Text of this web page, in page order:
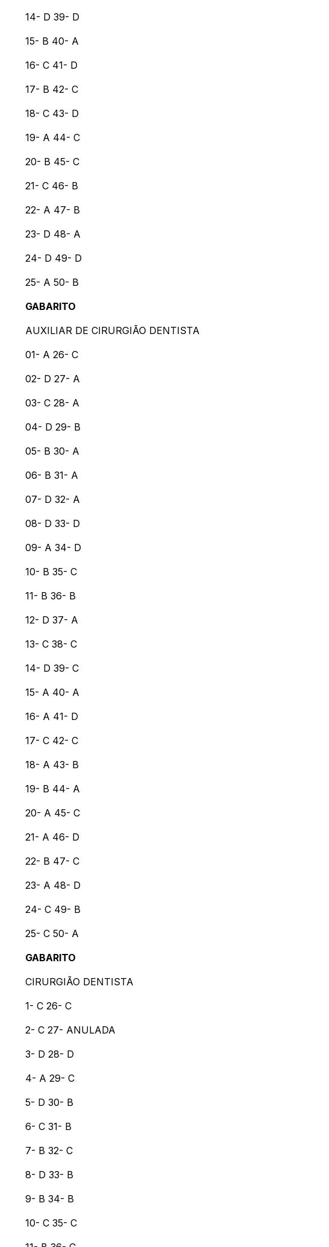
14- D 39- D
15- B 40- A
16- C 41- D
17- B 42- C
18- C 43- D
19- A 44- C
20- B 45- C
21- C 46- B
22- A 47- B
23- D 48- A
24- D 49- D
25- A 50- B
GABARITO
AUXILIAR DE CIRURGIÃO DENTISTA
01- A 26- C
02- D 27- A
03- C 28- A
04- D 29- B
05- B 30- A
06- B 31- A
07- D 32- A
08- D 33- D
09- A 34- D
10- B 35- C
11- B 36- B
12- D 37- A
13- C 38- C
14- D 39- C
15- A 40- A
16- A 41- D
17- C 42- C
18- A 43- B
19- B 44- A
20- A 45- C
21- A 46- D
22- B 47- C
23- A 48- D
24- C 49- B
25- C 50- A
GABARITO
CIRURGIÃO DENTISTA
1- C 26- C
2- C 27- ANULADA
3- D 28- D
4- A 29- C
5- D 30- B
6- C 31- B
7- B 32- C
8- D 33- B
9- B 34- B
10- C 35- C